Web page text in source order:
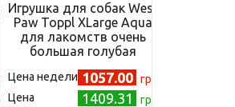
Игрушка для собак West
Paw Toppl XLarge Aqua
для лакомств очень
большая голубая
Цена недели 1057.00 грн
Цена
1409.31 грн